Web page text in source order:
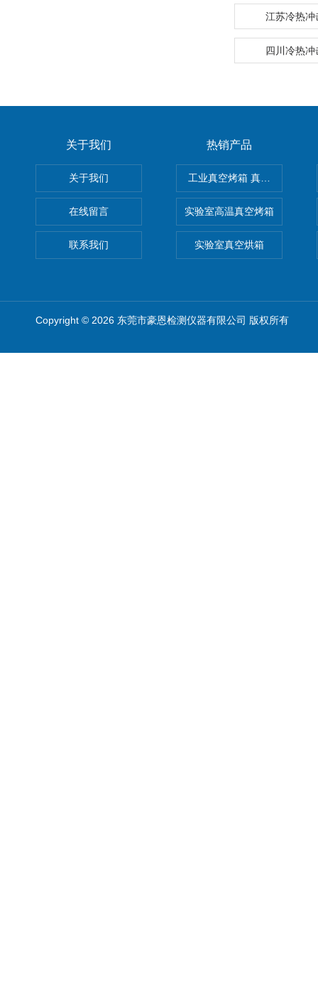
江苏冷热冲
四川冷热
关于我们
关于我们
在线留言
联系我们
热销产品
工业真空烤箱 真空烘箱
实验室高温真空烤箱
实验室真空烘箱
Copyright © 2026 东莞市豪恩检测仪器有限公司 版权所有